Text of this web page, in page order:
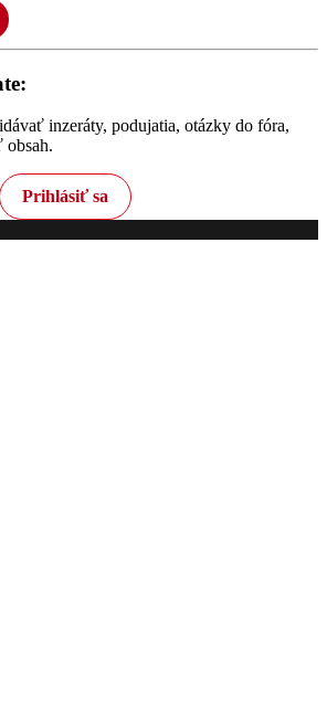
inzeráty, podujatia, otázky do fóra,
Prihlásiť sa